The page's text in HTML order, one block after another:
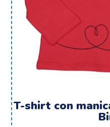
T-shirt con